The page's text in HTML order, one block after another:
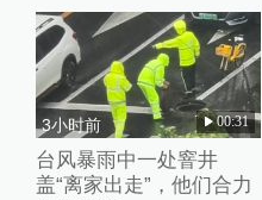
3小时前 00:31
台风暴雨中一处窨井
盖“离家出走”，他们合力